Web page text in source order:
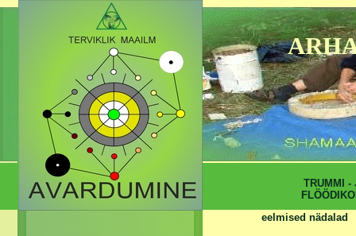
eelmised nädalad
TRUMMI -